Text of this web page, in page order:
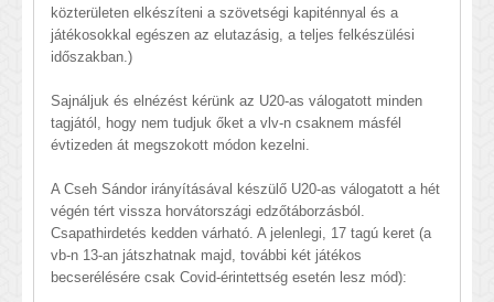
közterületen elkészíteni a szövetségi kapiténnyal és a
játékosokkal egészen az elutazásig, a teljes felkészülési
időszakban.)
Sajnáljuk és elnézést kérünk az U20-as válogatott minden
tagjától, hogy nem tudjuk őket a vlv-n csaknem másfél
évtizeden át megszokott módon kezelni.
A Cseh Sándor irányításával készülő U20-as válogatott a hét
végén tért vissza horvátországi edzőtáborzásból.
Csapathirdetés kedden várható. A jelenlegi, 17 tagú keret (a
vb-n 13-an játszhatnak majd, további két játékos
becserélésére csak Covid-érintettség esetén lesz mód):